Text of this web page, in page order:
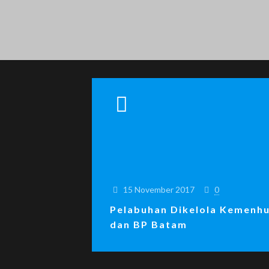
15 November 2017 0
Pelabuhan Dikelola
dan BP Batam